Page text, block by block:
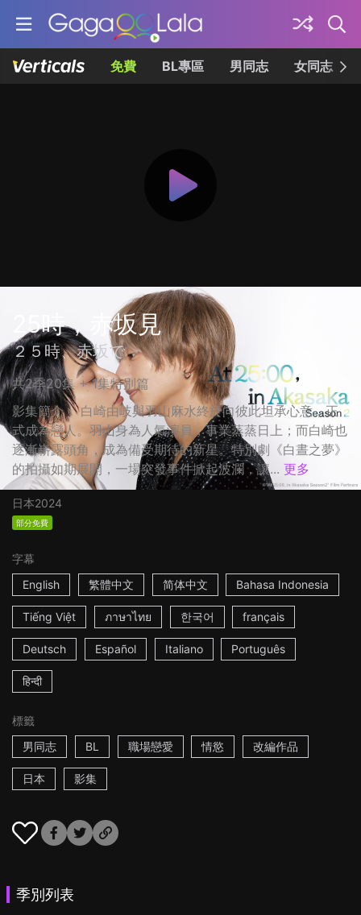
免費 BL專區 男同志 女同志
25時，赤坂見
２５時、赤坂で
共2季20集 + 1集特別篇
影集簡介： 白崎由岐與羽山麻水終於向彼此坦承心意，正
式成為戀人。羽山身為人氣演員，事業蒸蒸日上；而白崎也
逐漸嶄露頭角，成為備受期待的新星。特別劇《白晝之夢》
的拍攝如期展開，一場突發事件掀起波瀾，讓... 更多
日本2024
部分免費
字幕
English
繁體中文 简体中文 Bahasa Indonesia
Tiếng Việt ภาษาไทย 한국어 français
Deutsch Español Italiano Português
हिन्दी
標籤
男同志
BL 職場戀愛 情慾 改編作品
日本 影集
季別列表